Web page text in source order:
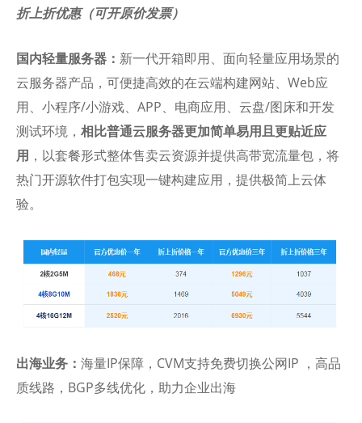
折上折优惠（可开原价发票）
国内轻量服务器： 新一代开箱即用、面向轻量应用场景的
云服务器产品，可便捷高效的在云端构建网站、Web应
用、小程序/小游戏、APP、电商应用、云盘/图床和开发
测试环境， 相比普通云服务器更加简单易用且更贴近应
用 ，以套餐形式整体售卖云资源并提供高带宽流量包，将
热门开源软件打包实现一键构建应用，提供极简上云体
验。
出海业务： 海量IP保障，CVM支持免费切换公网IP ，高品
质线路，BGP多线优化，助力企业出海